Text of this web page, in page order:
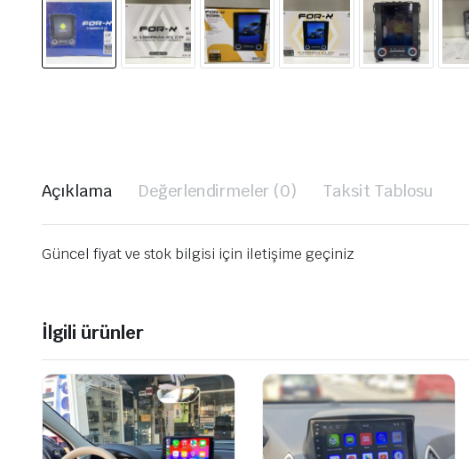
Açıklama Değerlendirmeler (0) Taksit Tablosu
Güncel fiyat ve stok bilgisi için iletişime geçiniz
İlgili ürünler